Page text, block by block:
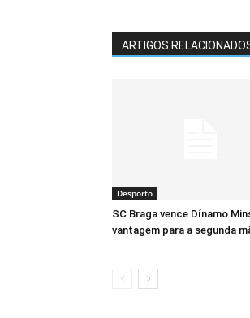
ARTIGOS
Desporto
SC Braga vence Dínamo
vantagem para a segunda